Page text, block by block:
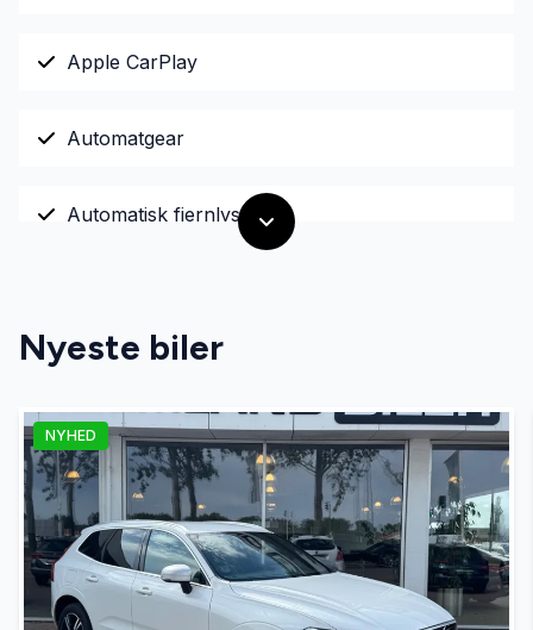
Apple CarPlay
Automatgear
Automatisk fjernlys
Dual zone klimaanlæg
El-ruder
El-spejle med varme
Fjernbetjent centrallås
Nyeste biler
NYHED